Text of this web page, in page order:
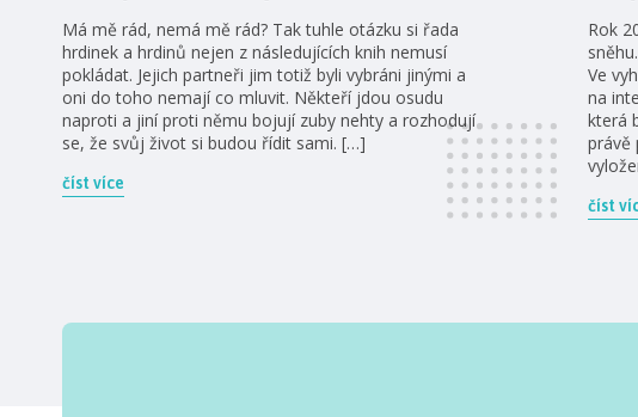
Má mě rád, nemá mě rád? Tak tuhle otázku si řada
hrdinek a hrdinů nejen z následujících knih nemusí
pokládat. Jejich partneři jim totiž byli vybráni jinými a
oni do toho nemají co mluvit. Někteří jdou osudu
naproti a jiní proti němu bojují zuby nehty a rozhodují
se, že svůj život si budou řídit sami. […]
číst více
Rok
Ve
na
která
právě
číst